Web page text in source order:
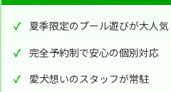
夏季限定のプール遊びが大人気
完全予約制で安心の個別対応
愛犬想いのスタッフが常駐